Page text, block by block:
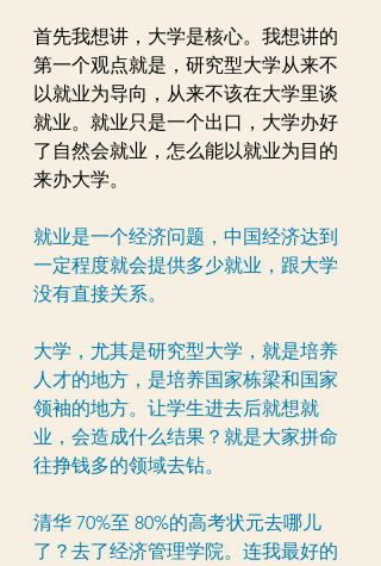
首先我想讲，大学是核心。我想讲的
第一个观点就是，研究型大学从来不
以就业为导向，从来不该在大学里谈
就业。就业只是一个出口，大学办好
了自然会就业，怎么能以就业为目的
来办大学。
就业是一个经济问题，中国经济达到
一定程度就会提供多少就业，跟大学
没有直接关系。
大学，尤其是研究型大学，就是培养
人才的地方，是培养国家栋梁和国家
领袖的地方。让学生进去后就想就
业，会造成什么结果？就是大家拼命
往挣钱多的领域去钻。
清华 70%至 80%的高考状元去哪儿
了？去了经济管理学院。连我最好的